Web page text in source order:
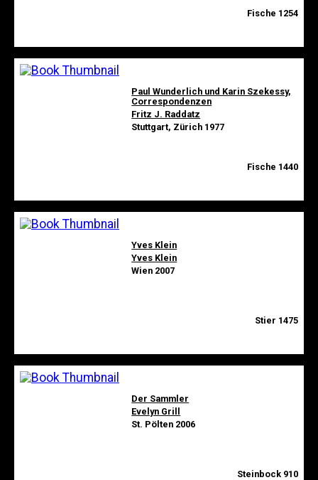
Fische 1254
Paul Wunderlich und Karin Szekessy,
Correspondenzen
Fritz J. Raddatz
Stuttgart, Zürich 1977
Fische 1440
Yves Klein
Yves Klein
Wien 2007
Stier 1475
Der Sammler
Evelyn Grill
St. Pölten 2006
Steinbock 910